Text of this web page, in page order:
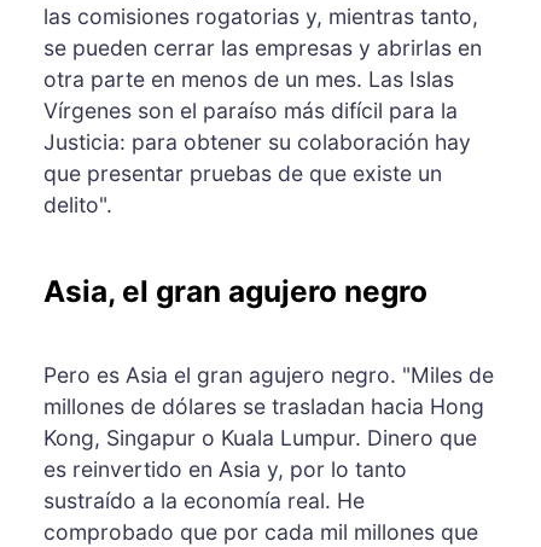
las comisiones rogatorias y, mientras tanto,
se pueden cerrar las empresas y abrirlas en
otra parte en menos de un mes. Las Islas
Vírgenes son el paraíso más difícil para la
Justicia: para obtener su colaboración hay
que presentar pruebas de que existe un
delito".
Asia, el gran agujero negro
Pero es Asia el gran agujero negro. "Miles de
millones de dólares se trasladan hacia Hong
Kong, Singapur o Kuala Lumpur. Dinero que
es reinvertido en Asia y, por lo tanto
sustraído a la economía real. He
comprobado que por cada mil millones que